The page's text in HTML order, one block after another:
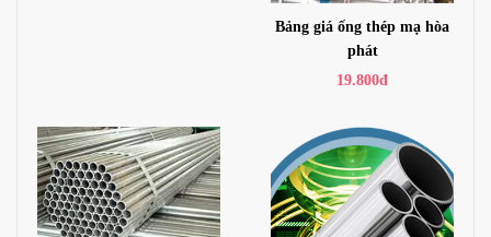
Bảng giá ống thép mạ hòa
phát
19.800đ